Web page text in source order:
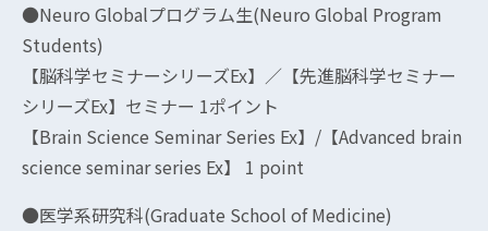
●Neuro Globalプログラム生(Neuro Global Program
Students)
【脳科学セミナーシリーズEx】／【先進脳科学セミナー
シリーズEx】セミナー 1ポイント
【Brain Science Seminar Series Ex】/【Advanced brain
science seminar series Ex】 1 point
●医学系研究科(Graduate School of Medicine)